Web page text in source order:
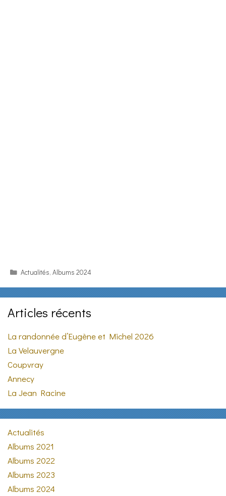
Categories
Actualités,Albums 2024
Articles récents
La randonnée d’Eugène et Michel 2026
La Velauvergne
Coupvray
Annecy
La Jean Racine
Actualités
Albums 2021
Albums 2022
Albums 2023
Albums 2024